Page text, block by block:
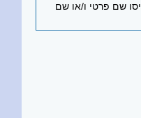
שם פרטי ו/או שם